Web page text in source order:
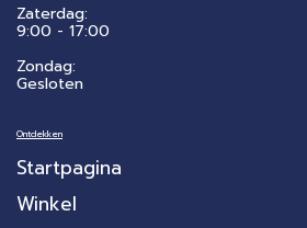
Zaterdag:
​9:00 - 17:00
Zondag:
Gesloten
Ontdekken
Startpagina
Winkel